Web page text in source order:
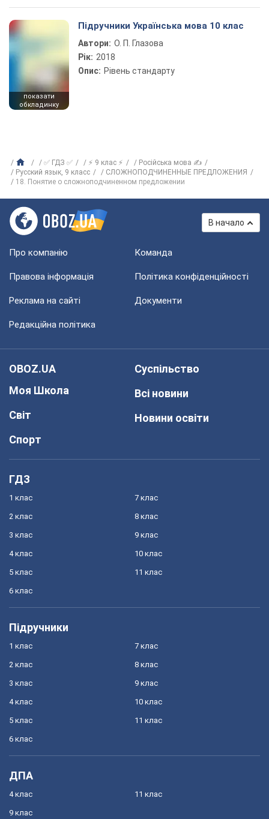
показати
обкладинку
Підручники Українська мова 10 клас
Автори: О. П. Глазова
Рік: 2018
Опис: Рівень стандарту
✅ ГДЗ ✅ ⚡ 9 клас ⚡
Російська мова ✍
Русский язык, 9 класс
СЛОЖНОПОДЧИНЕННЫЕ ПРЕДЛОЖЕНИЯ
18. Понятие о сложноподчиненном предложении
В начало
Про компанію Команда
Правова інформація Політика конфіденційності
Реклама на сайті Документи
Редакційна політика
OBOZ.UA
Моя Школа
Світ
Спорт
Суспільство
Всі новини
Новини освіти
ГДЗ
1 клас
2 клас
3 клас
4 клас
5 клас
6 клас
7 клас
8 клас
9 клас
10 клас
11 клас
Підручники
1 клас
2 клас
3 клас
4 клас
5 клас
6 клас
7 клас
8 клас
9 клас
10 клас
11 клас
ДПА
4 клас
9 клас
11 клас